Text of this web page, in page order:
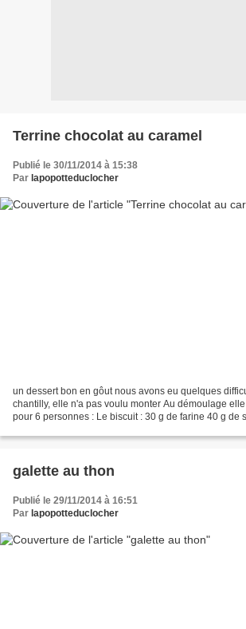
Terrine chocolat au caramel
Publié le 30/11/2014 à 15:38
Par lapopotteduclocher
un dessert bon en gôut nous avons eu quelques
chantilly, elle n'a pas voulu monter Au démoulage
pour 6 personnes : Le biscuit : 30 g de farine 40 g de
galette au thon
Publié le 29/11/2014 à 16:51
Par lapopotteduclocher